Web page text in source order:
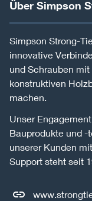
Über Simpson
Simpson Strong-
innovative
und Schrauben
konstruktiven
machen.
Unser
Bauprodukte und
unserer Kunden
Support steht seit